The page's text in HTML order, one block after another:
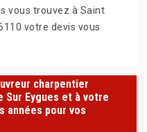
vous trouvez à Saint
votre devis vous
charpentier
Sur Eygues et à votre
années pour vos